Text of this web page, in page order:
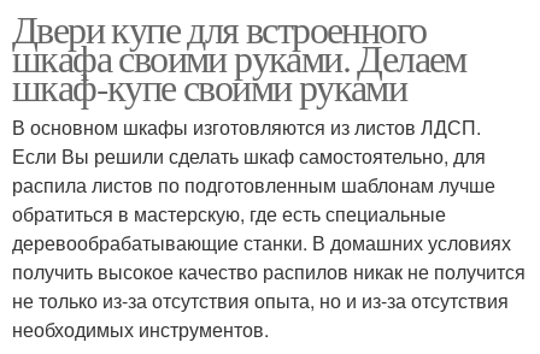
Двери купе для встроенного
шкафа своими руками. Делаем
шкаф-купе своими руками
В основном шкафы изготовляются из листов ЛДСП.
Если Вы решили сделать шкаф самостоятельно, для
распила листов по подготовленным шаблонам лучше
обратиться в мастерскую, где есть специальные
деревообрабатывающие станки. В домашних условиях
получить высокое качество распилов никак не получится
не только из-за отсутствия опыта, но и из-за отсутствия
необходимых инструментов.